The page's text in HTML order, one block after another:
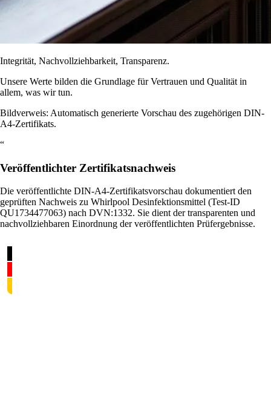
Integrität, Nachvollziehbarkeit, Transparenz.
Unsere Werte bilden die Grundlage für Vertrauen und Qualität in
allem, was wir tun.
Bildverweis: Automatisch generierte Vorschau des zugehörigen DIN-
A4-Zertifikats.
“
Veröffentlichter Zertifikatsnachweis
Die veröffentlichte DIN-A4-Zertifikatsvorschau dokumentiert den
geprüften Nachweis zu Whirlpool Desinfektionsmittel (Test-ID
QU1734477063) nach DVN:1332. Sie dient der transparenten und
nachvollziehbaren Einordnung der veröffentlichten Prüfergebnisse.